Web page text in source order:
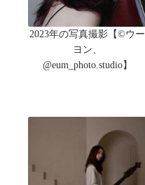
2023年の写真撮影【©ウー
ヨン、
@eum_photo.studio】